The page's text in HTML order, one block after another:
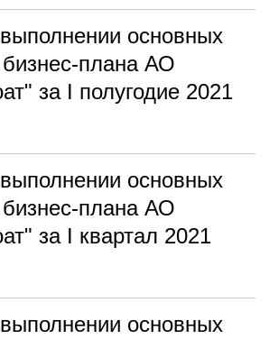
основных
плана АО
за I полугодие 2021
основных
плана АО
за I квартал 2021
основных